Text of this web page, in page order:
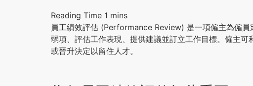
員工績效評估 (Performance Review) 是一項僱主為僱
弱項、評估工作表現、提供建議並訂立工作目標。僱主
或晉升決定以留住人才。